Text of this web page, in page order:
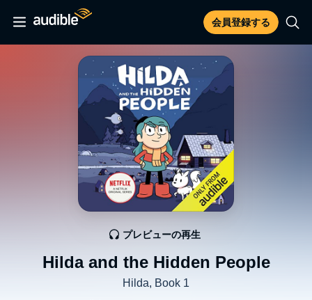
会員登録する
Hilda and the Hidden People
Hilda, Book 1
プレビューの再生